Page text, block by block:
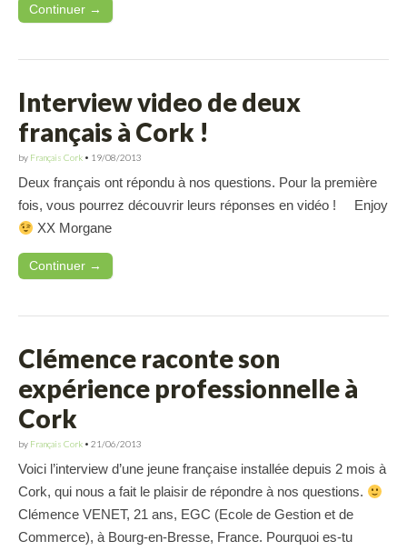
Continuer →
Interview video de deux
français à Cork !
by Français Cork • 19/08/2013
Deux français ont répondu à nos questions. Pour la première
fois, vous pourrez découvrir leurs réponses en vidéo ! Enjoy
XX Morgane
Continuer →
Clémence raconte son
expérience professionnelle à
Cork
by Français Cork • 21/06/2013
Voici l’interview d’une jeune française installée depuis 2 mois à
Cork, qui nous a fait le plaisir de répondre à nos questions.
Clémence VENET, 21 ans, EGC (Ecole de Gestion et de
Commerce), à Bourg-en-Bresse, France. Pourquoi es-tu